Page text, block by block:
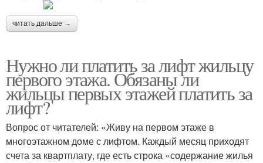
читать дальше →
Нужно ли платить за лифт жильцу
первого этажа. Обязаны ли
жильцы первых этажей платить за
лифт?
Вопрос от читателей: «Живу на первом этаже в
многоэтажном доме с лифтом. Каждый месяц приходят
счета за квартплату, где есть строка «содержание жилья